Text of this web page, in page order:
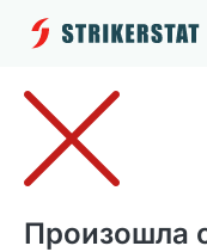
Произошла